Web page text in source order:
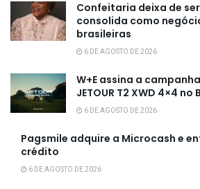
Confeitaria deixa de
consolida como
brasileiras
6 DE AGOSTO DE 2026
W+E assina a
JETOUR T2 XWD 4×4 no
6 DE AGOSTO DE 2026
Pagsmile adquire a Microcash e
crédito
6 DE AGOSTO DE 2026